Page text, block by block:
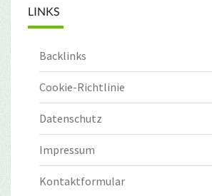
LINKS
Backlinks
Cookie-Richtlinie
Datenschutz
Impressum
Kontaktformular